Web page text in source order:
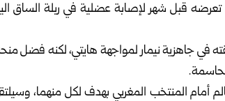
قبل شهر لإصابة عضلية في ربلة الساق
في جاهزية نيمار لمواجهة هايتي، لكنه فضل
أمام المنتخب المغربي بهدف لكل منهما،